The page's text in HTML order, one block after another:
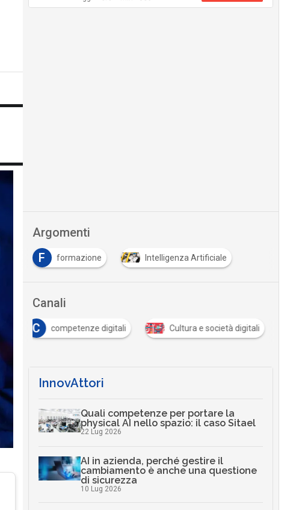
Argomenti
F
formazione Intelligenza Artificiale
Canali
C
competenze digitali Cultura e società digitali
InnovAttori
Quali competenze per portare la
physical AI nello spazio: il caso Sitael
22 Lug 2026
AI in azienda, perché gestire il
cambiamento è anche una questione
di sicurezza
10 Lug 2026